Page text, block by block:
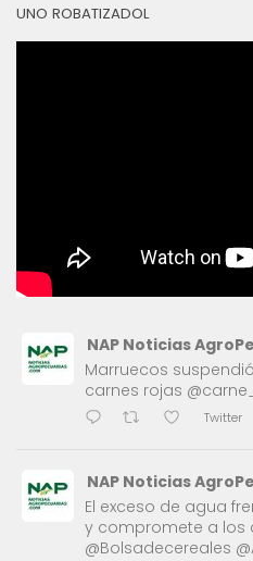
UNO ROBATIZADOL
NAP Noticias
Marruecos
carnes rojas
Twitter
NAP Noticias
El exceso de agua
y compromete a los
@Bolsadecereales